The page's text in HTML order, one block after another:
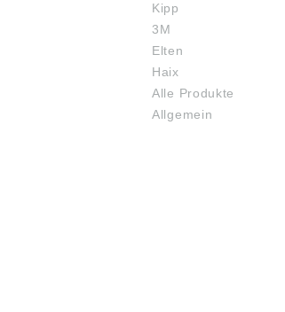
Kipp
3M
Elten
Haix
Alle Produkte
Allgemein